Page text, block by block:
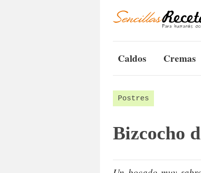
Caldos Cremas
Postres
Bizcocho